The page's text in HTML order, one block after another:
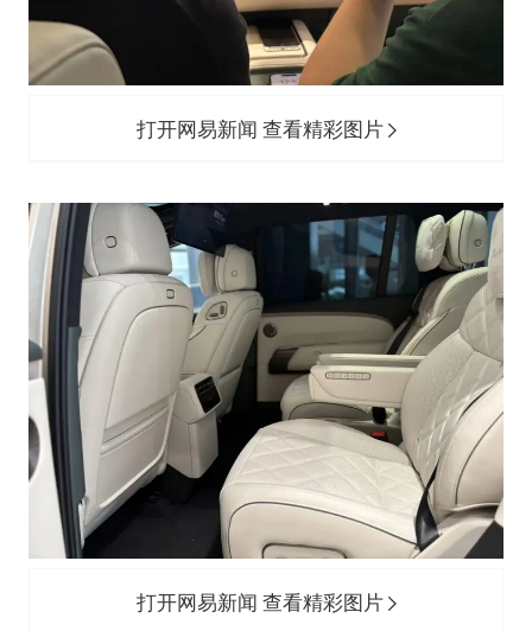
打开网易新闻 查看精彩图片
打开网易新闻 查看精彩图片